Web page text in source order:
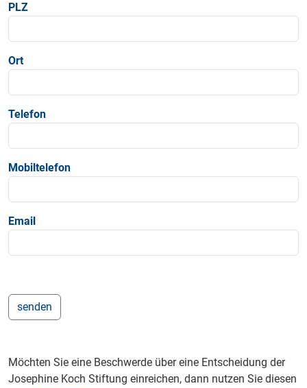
PLZ
Ort
Telefon
Mobiltelefon
Email
Möchten Sie eine Beschwerde über eine Entscheidung der
Josephine Koch Stiftung einreichen, dann nutzen Sie diesen